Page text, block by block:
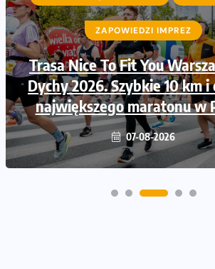
ZAPOWIEDZI IMPREZ
Trasa Nice To Fit You
Dychy 2026. Szybkie 10 km i
największego maratonu w
07-08-2026
ZAPOWIEDZI IMPREZ
Ruszają zapisy na Nice To
Mini Maraton przy
Maratonu
06-08-2026